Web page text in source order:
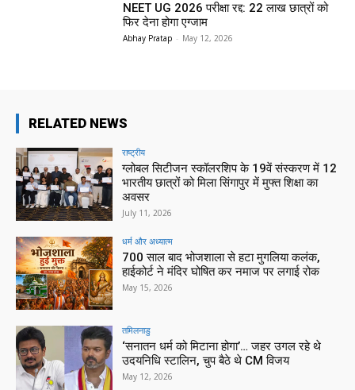
NEET UG 2026 परीक्षा रद्द: 22 लाख छात्रों को
फिर देना होगा एग्जाम
Abhay Pratap - May 12, 2026
RELATED NEWS
राष्ट्रीय
ग्लोबल सिटीजन स्कॉलरशिप के 19वें संस्करण में 12
भारतीय छात्रों को मिला सिंगापुर में मुफ्त शिक्षा का
अवसर
July 11, 2026
धर्म और अध्यात्म
700 साल बाद भोजशाला से हटा मुगलिया कलंक,
हाईकोर्ट ने मंदिर घोषित कर नमाज पर लगाई रोक
May 15, 2026
तमिलनाडु
‘सनातन धर्म को मिटाना होगा’… जहर उगल रहे थे
उदयनिधि स्टालिन, चुप बैठे थे CM विजय
May 12, 2026